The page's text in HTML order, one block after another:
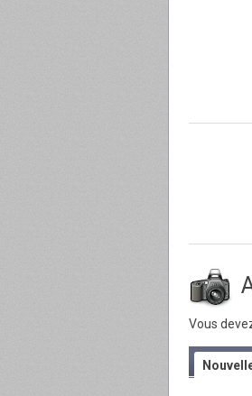
Vous